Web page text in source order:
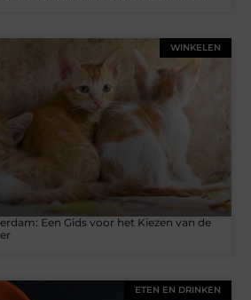
WINKELEN
Een Gids voor het Kiezen van de
ETEN EN DRINKEN